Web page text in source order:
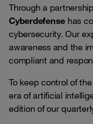
Through a
Cyberdefense has
cybersecurity. Our
awareness and the
compliant and
To keep control of
era of artificial
edition of our